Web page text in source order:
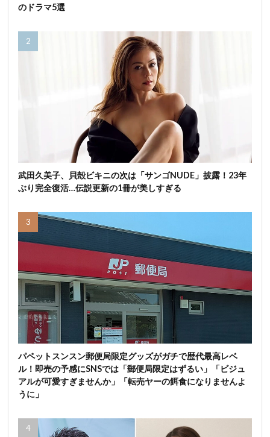
のドラマ5選
武田久美子、貝殻ビキニの次は「サンゴNUDE」披露！23年
ぶり完全復活…伝説更新の1冊が美しすぎる
パペットスンスン郵便局限定グッズがガチで歴代最高レベ
ル！即売の予感にSNSでは「郵便局限定はずるい」「ビジュ
アルが可愛すぎませんか」「転売ヤーの餌食になりませんよ
うに」